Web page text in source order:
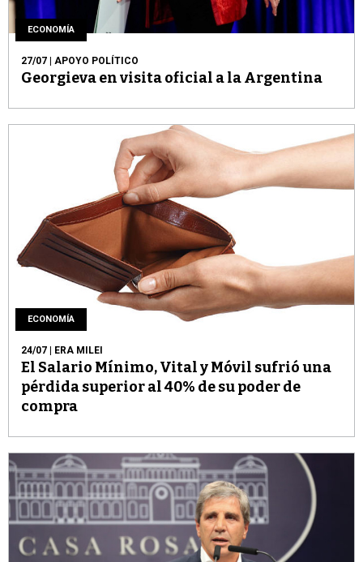
ECONOMÍA
27/07 | APOYO POLÍTICO
Georgieva en visita oficial a la Argentina
ECONOMÍA
24/07 | ERA MILEI
El Salario Mínimo, Vital y Móvil sufrió una
pérdida superior al 40% de su poder de
compra